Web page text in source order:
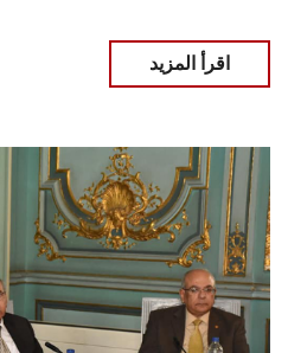
اقرأ المزيد